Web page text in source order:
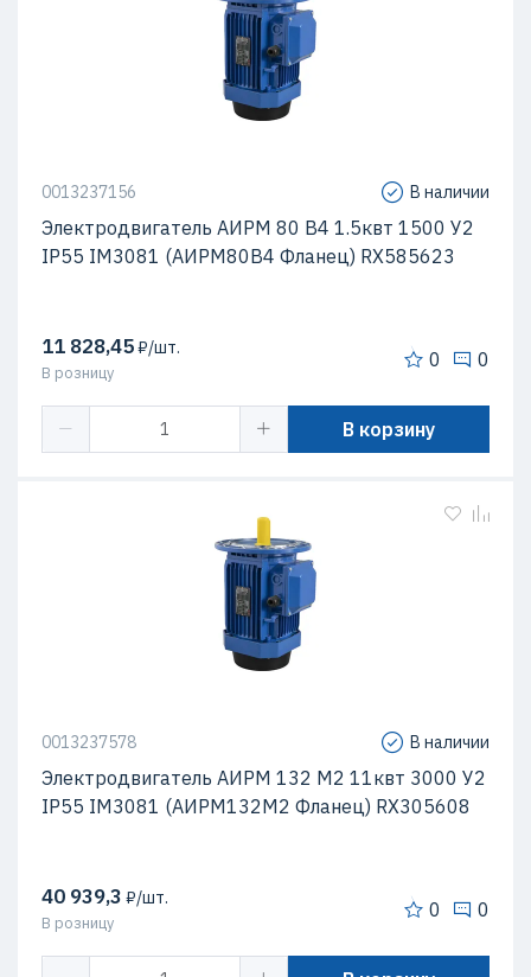
0013237156 В наличии
Электродвигатель АИРМ 80 В4 1.5квт 1500 У2
IP55 IM3081 (АИРМ80В4 Фланец) RX585623
11 828,45₽/шт.
В розницу
0 0
В корзину
0013237578 В наличии
Электродвигатель АИРМ 132 М2 11квт 3000 У2
IP55 IM3081 (АИРМ132М2 Фланец) RX305608
40 939,3 ₽/шт.
В розницу
0 0